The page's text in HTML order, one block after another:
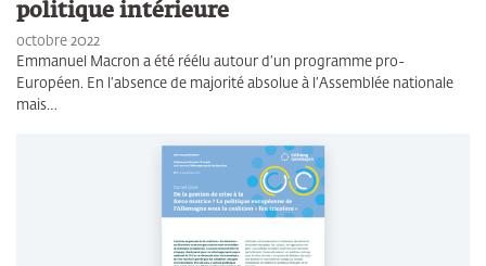
politique intérieure
octobre 2022
Emmanuel Macron a été réélu autour d’un programme pro-
Européen. En l’absence de majorité absolue à l’Assemblée nationale
mais…